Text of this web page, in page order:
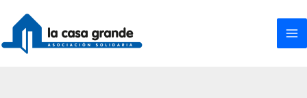
contenido